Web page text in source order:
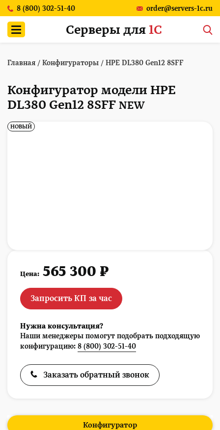
8 (800) 302-51-40 order@servers-1c.ru
Серверы для 1С
Главная / Конфигураторы / HPE DL380 Gen12 8SFF
Конфигуратор модели HPE
DL380 Gen12 8SFF NEW
НОВЫЙ
Цена: 565 300 ₽
Запросить КП за час
Нужна консультация?
Наши менеджеры помогут подобрать подходящую
конфигурацию: 8 (800) 302-51-40
Заказать обратный звонок
Конфигуратор